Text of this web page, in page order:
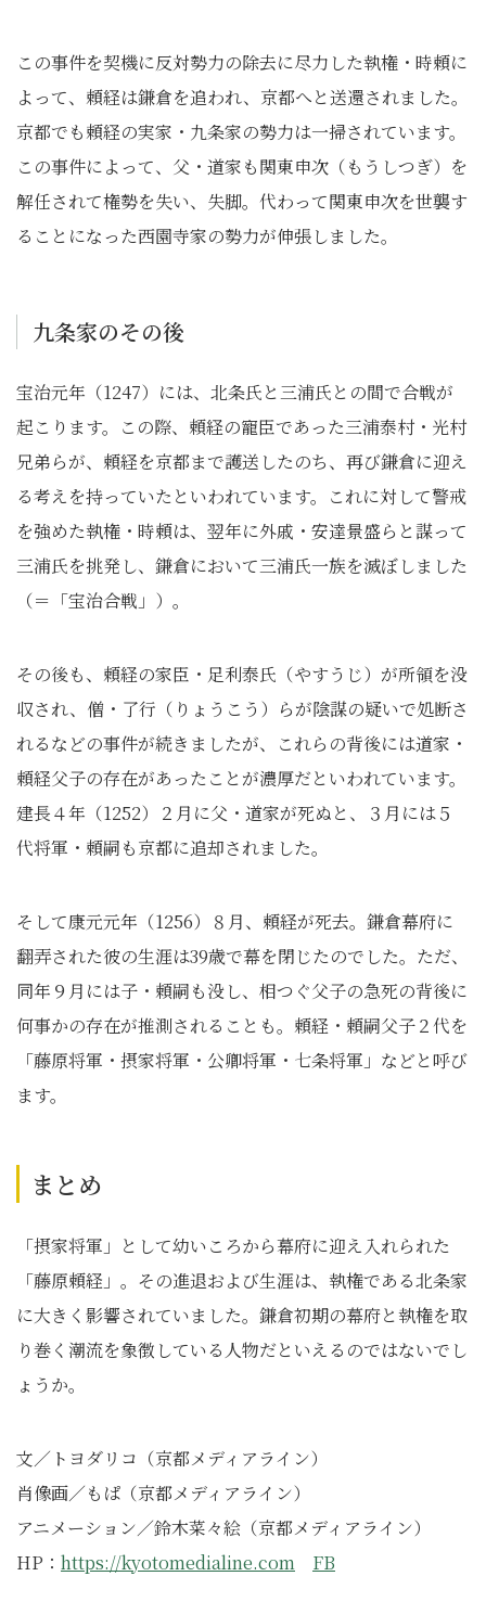
この事件を契機に反対勢力の除去に尽力した執権・時頼に
よって、頼経は鎌倉を追われ、京都へと送還されました。
京都でも頼経の実家・九条家の勢力は一掃されています。
この事件によって、父・道家も関東申次（もうしつぎ）を
解任されて権勢を失い、失脚。代わって関東申次を世襲す
ることになった西園寺家の勢力が伸張しました。
九条家のその後
宝治元年（1247）には、北条氏と三浦氏との間で合戦が
起こります。この際、頼経の寵臣であった三浦泰村・光村
兄弟らが、頼経を京都まで護送したのち、再び鎌倉に迎え
る考えを持っていたといわれています。これに対して警戒
を強めた執権・時頼は、翌年に外戚・安達景盛らと謀って
三浦氏を挑発し、鎌倉において三浦氏一族を滅ぼしました
（＝「宝治合戦」）。
その後も、頼経の家臣・足利泰氏（やすうじ）が所領を没
収され、僧・了行（りょうこう）らが陰謀の疑いで処断さ
れるなどの事件が続きましたが、これらの背後には道家・
頼経父子の存在があったことが濃厚だといわれています。
建長４年（1252）２月に父・道家が死ぬと、３月には５
代将軍・頼嗣も京都に追却されました。
そして康元元年（1256）８月、頼経が死去。鎌倉幕府に
翻弄された彼の生涯は39歳で幕を閉じたのでした。ただ、
同年９月には子・頼嗣も没し、相つぐ父子の急死の背後に
何事かの存在が推測されることも。頼経・頼嗣父子２代を
「藤原将軍・摂家将軍・公卿将軍・七条将軍」などと呼び
ます。
まとめ
「摂家将軍」として幼いころから幕府に迎え入れられた
「藤原頼経」。その進退および生涯は、執権である北条家
に大きく影響されていました。鎌倉初期の幕府と執権を取
り巻く潮流を象徴している人物だといえるのではないでし
ょうか。
文／トヨダリコ（京都メディアライン）
肖像画／もぱ（京都メディアライン）
アニメーション／鈴木菜々絵（京都メディアライン）
HP： https://kyotomedialine.com FB